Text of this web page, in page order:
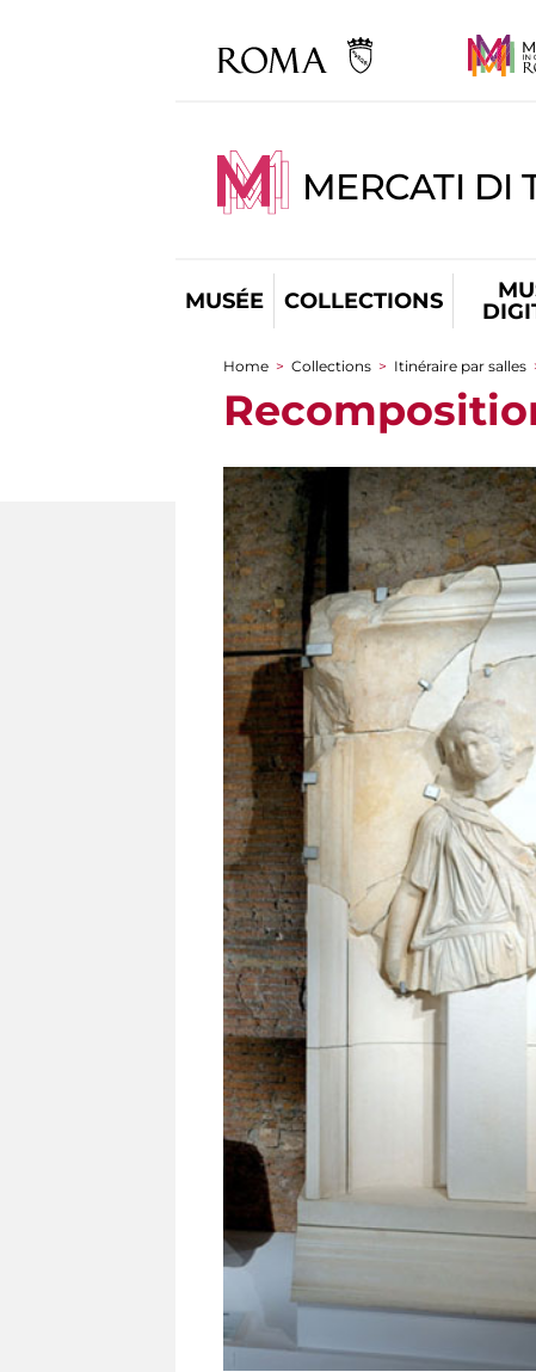
MERCATI DI
MUSÉE COLLECTIONS
You are here
Home > Collections > Itinéraire par salles